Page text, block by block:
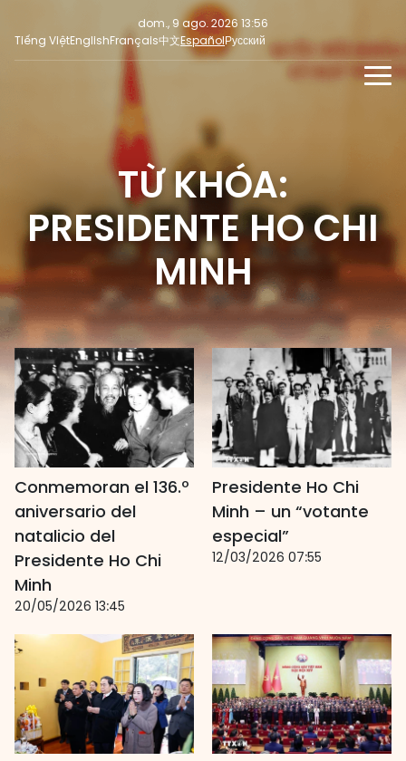
dom., 9 ago. 2026 13:56
Tiếng ViệtEnglishFrançais中文EspañolРусский
Últimas noticias
Enfoque
Opinión
NOTICIAS PARA LA PRENSA
REDES SOCIALESTỪ KHÓA:
PRESIDENTE HO CHI
MINH
Conmemoran el 136.º
aniversario del
natalicio del
Presidente Ho Chi
Minh
20/05/2026 13:45
Presidente Ho Chi
Minh – un “votante
especial”
12/03/2026 07:55